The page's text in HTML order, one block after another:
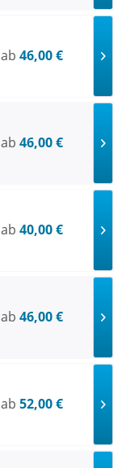
ab 46,00 €
ab 46,00 €
ab 40,00 €
ab 46,00 €
ab 52,00 €